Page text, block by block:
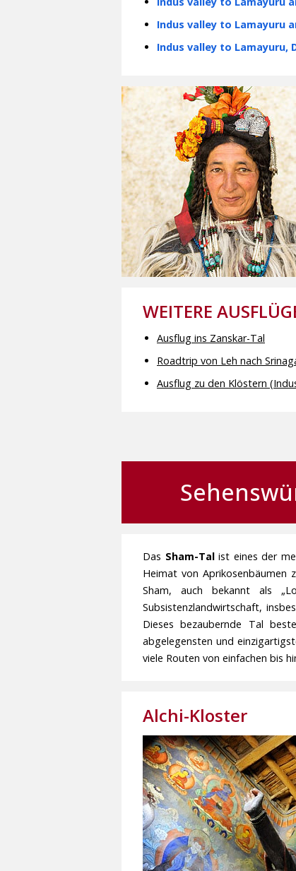
Indus valley to Lamayuru
Indus valley to Lamayuru,
WEITERE
Ausflug ins Zanskar-Tal
Roadtrip von Leh nach
Ausflug zu den Klöstern
Das Sham-Talist eines der
Heimat von Aprikosenbäumen
Sham, auch bekannt als
Subsistenzlandwirtschaft,
Dieses bezaubernde Tal
abgelegensten und
viele Routen von einfachen bis
Alchi-Kloster